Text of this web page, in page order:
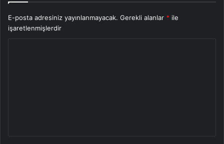
E-posta adresiniz yayınlanmayacak. Gerekli alanlar * ile
işaretlenmişlerdir